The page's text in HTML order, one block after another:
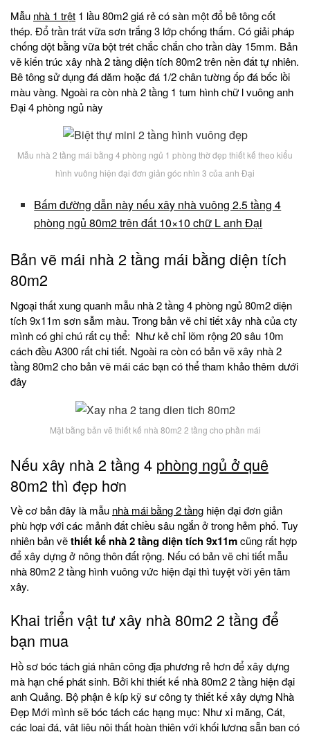
Mẫu nhà 1 trệt 1 lầu 80m2 giá rẻ có sàn một đổ bê tông cốt
thép. Đổ trần trát vữa sơn trắng 3 lớp chống thấm. Có giải pháp
chống dột bằng vữa bột trét chắc chắn cho trần dày 15mm. Bản
vẽ kiến trúc xây nhà 2 tầng diện tích 80m2 trên nền đất tự nhiên.
Bê tông sử dụng đá dăm hoặc đá 1/2 chân tường ốp đá bốc lồi
màu vàng. Ngoài ra còn nhà 2 tầng 1 tum hình chữ l vuông anh
Đại 4 phòng ngủ này
Mẫu nhà 2 tầng mái bằng 4 phòng ngủ 1 phòng thờ đẹp thiết kế theo kiểu
hình vuông hiện đại đơn giản góc nhìn 3 của anh Đại
Bấm đường dẫn này nếu xây nhà vuông 2.5 tầng 4
phòng ngủ 80m2 trên đất 10×10 chữ L anh Đại
Bản vẽ mái nhà 2 tầng mái bằng diện tích
80m2
Ngoại thất xung quanh mẫu nhà 2 tầng 4 phòng ngủ 80m2 diện
tích 9x11m sơn sẫm màu. Trong bản vẽ chi tiết xây nhà của cty
mình có ghi chú rất cụ thể: Như kẻ chỉ lõm rộng 20 sâu 10m
cách đều A300 rất chi tiết. Ngoài ra còn có bản vẽ xây nhà 2
tầng 80m2 cho bản vẽ mái các bạn có thể tham khảo thêm dưới
đây
Mặt bằng bản vẽ thiết kế nhà 80m2 2 tầng cho phần mái
Nếu xây nhà 2 tầng 4 phòng ngủ ở quê
80m2 thì đẹp hơn
Về cơ bản đây là mẫu nhà mái bằng 2 tầng hiện đại đơn giản
phù hợp với các mảnh đất chiều sâu ngắn ở trong hẻm phố. Tuy
nhiên bản vẽthiết kế nhà 2 tầng diện tích 9x11mcũng rất hợp
để xây dựng ở nông thôn đất rộng. Nếu có bản vẽ chi tiết mẫu
nhà 80m2 2 tầng hình vuông vức hiện đại thì tuyệt vời yên tâm
xây.
Khai triển vật tư xây nhà 80m2 2 tầng để
bạn mua
Hồ sơ bóc tách giá nhân công địa phương rẻ hơn để xây dựng
mà hạn chế phát sinh. Bởi khi thiết kế nhà 80m2 2 tầng hiện đại
anh Quảng. Bộ phận ê kíp kỹ sư công ty thiết kế xây dựng Nhà
Đẹp Mới mình sẽ bóc tách các hạng mục: Như xi măng, Cát,
các loại đá, vật liệu nội thất hoàn thiện với khối lượng sẵn bạn có